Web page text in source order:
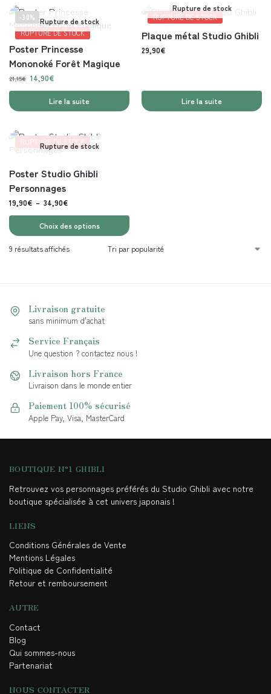
-30%
RUPTURE DE STOCK
Rupture de stock
Poster Princesse
Mononoké Forêt Magique
21,15€ 14,90€
Lire la suite
RUPTURE DE STOCK
Rupture de stock
Plaque métal Studio Ghibli
29,90€
Lire la suite
RUPTURE DE STOCK
Rupture de stock
Poster Studio Ghibli
Personnages
19,90€ – 34,90€
Choix des options
9 résultats affichés
Livraison gratuite
sans minimum d'achat
Service Français
Une question ? contactez nous !
Livraison hors France
Livraison dans le monde entier
Paiement 100% sécurisé
Apple Pay, Visa, MasterCard
BOUTIQUE N°1 GHIBLI
Retrouvez vos personnages préférés du Studio Ghibli avec notre
boutique spécialisée à cet univers japonais !
LIENS
Conditions Générales de Vente
Mentions Légales
Politique de Confidentialité
Retour et remboursement
AUTRE
Contact
Blog
Qui sommes-nous
Partenariat
NOUS CONTACTER